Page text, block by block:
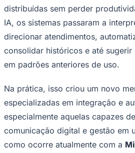
Santos
distribuídas sem perder
IA, os sistemas passaram a
direcionar atendimentos,
consolidar históricos e até
em padrões anteriores de uso.
Na prática, isso criou um novo
especializadas em integração e
especialmente aquelas capazes
comunicação digital e gestão em
como ocorre atualmente com a